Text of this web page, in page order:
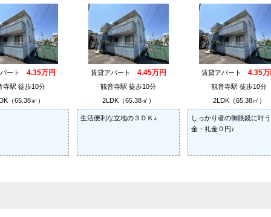
ート 4.35万円
寺駅 徒歩10分
（65.38㎡）
賃貸アパート 4.45万円
観音寺駅 徒歩10分
2LDK（65.38㎡）
生活便利な立地の３ＤＫ♪
賃貸アパート 4.35万
観音寺駅 徒歩10分
2LDK（65.38㎡）
しっかり者の御眼鏡に叶
金・礼金０円♪